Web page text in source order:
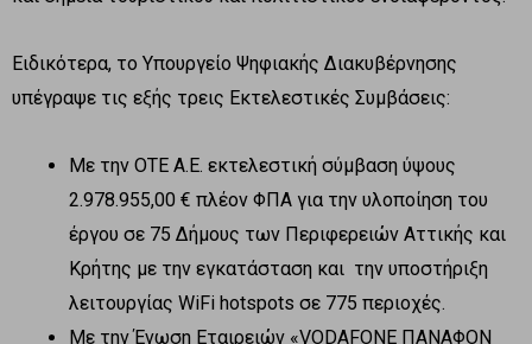
Ειδικότερα, το Υπουργείο Ψηφιακής Διακυβέρνησης
υπέγραψε τις εξής τρεις Εκτελεστικές Συμβάσεις:
Με την ΟΤΕ Α.Ε. εκτελεστική σύμβαση ύψους
2.978.955,00 € πλέον ΦΠΑ για την υλοποίηση του
έργου σε 75 Δήμους των Περιφερειών Αττικής και
Κρήτης με την εγκατάσταση και την υποστήριξη
λειτουργίας WiFi hotspots σε 775 περιοχές.
Με την Ένωση Εταιρειών «VODAFONE ΠΑΝΑΦΟΝ